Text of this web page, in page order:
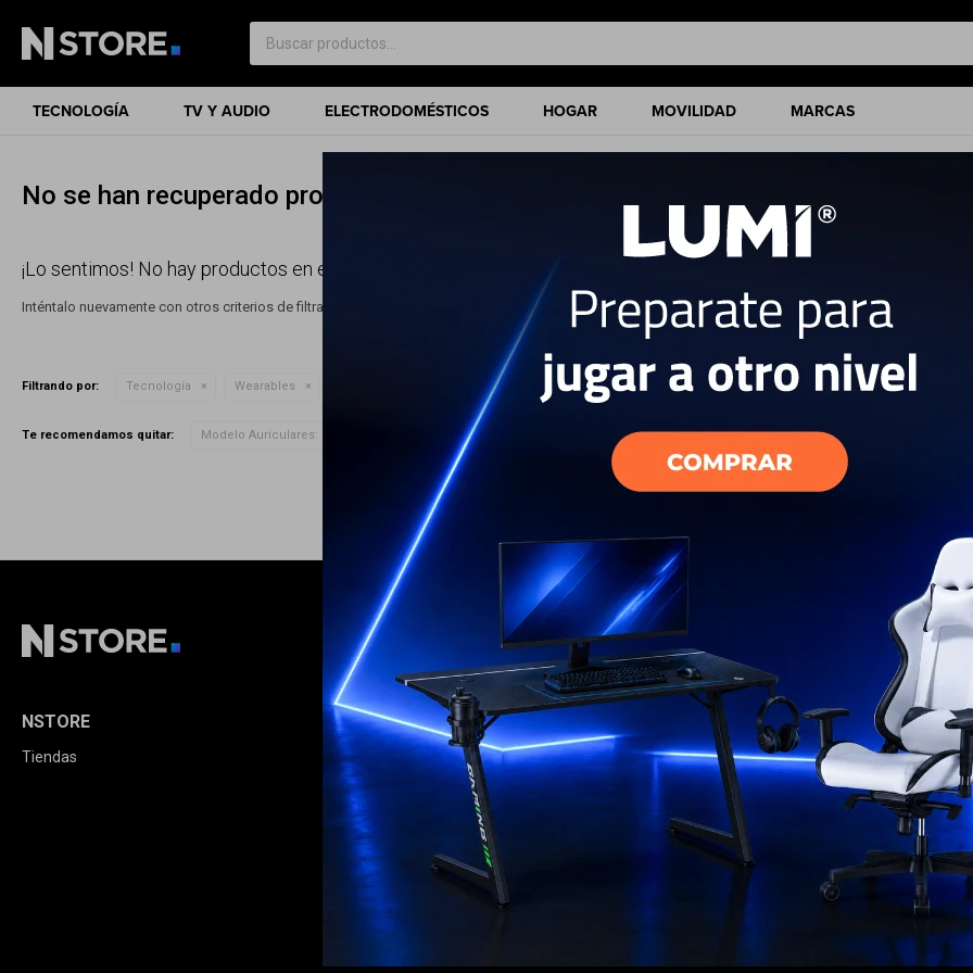
TECNOLOGÍA TV Y AUDIO ELECTRODOMÉSTICOS HOGAR MOVILIDAD MARCAS
No se han recuperado productos
¡Lo sentimos! No hay productos en esta sección.
Inténtalo nuevamente con otros criterios de filtrado o busca en otras secciones de nuestro catálogo.
Filtrando por: Tecnología Wearables Modelo Auriculares:Galaxy Buds 2 2021 Quitar filtros
Te recomendamos quitar: Modelo Auriculares:
NSTORE
Tiendas
COMPRA
Cómo comprar
Condiciones de compra
Envíos y devoluciones
Términos legales
Opciones de pago
Política de calidad
MI CUENTA
Mi cuenta
Mis compras
Mis direcciones
Mis favoritos